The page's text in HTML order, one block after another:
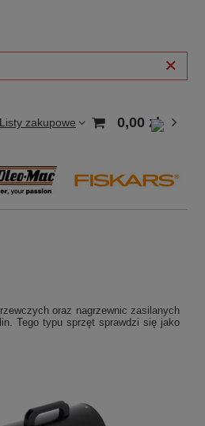
Listy zakupowe 0,00 zł
oraz nagrzewnic zasilanych
Tego typu sprzęt sprawdzi się jako